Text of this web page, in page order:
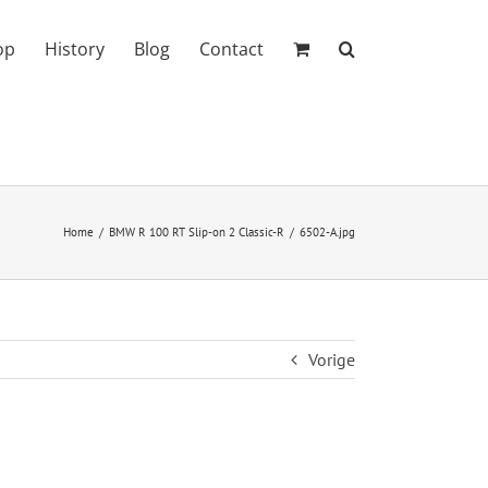
History Blog Contact
Home BMW R 100 RT Slip-on 2 Classic-R 6502-A.jpg
Vorige